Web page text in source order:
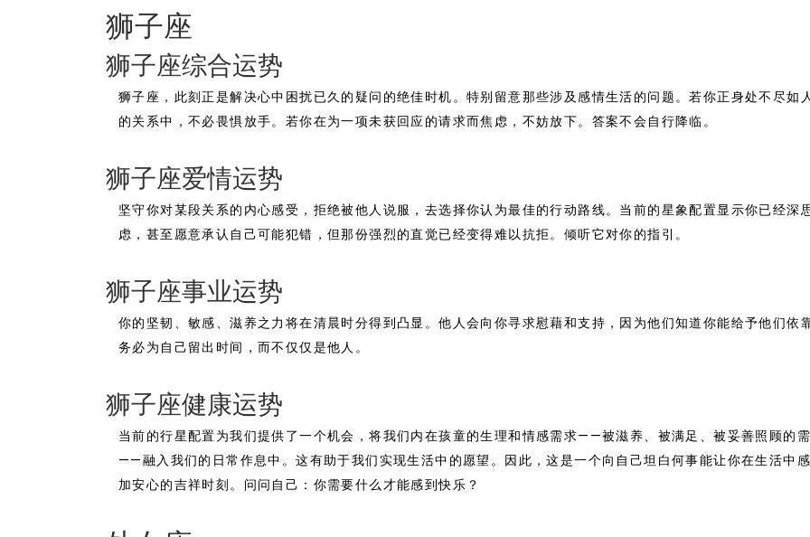
狮子座
狮子座综合运势
狮子座，此刻正是解决心中困扰已久的疑问的绝佳时机。特别留意那些涉及感情生活的问题。若你正身处不尽如
的关系中，不必畏惧放手。若你在为一项未获回应的请求而焦虑，不妨放下。答案不会自行降临。
狮子座爱情运势
坚守你对某段关系的内心感受，拒绝被他人说服，去选择你认为最佳的行动路线。当前的星象配置显示你已经深
虑，甚至愿意承认自己可能犯错，但那份强烈的直觉已经变得难以抗拒。倾听它对你的指引。
狮子座事业运势
你的坚韧、敏感、滋养之力将在清晨时分得到凸显。他人会向你寻求慰藉和支持，因为他们知道你能给予他们依靠
务必为自己留出时间，而不仅仅是他人。
狮子座健康运势
当前的行星配置为我们提供了一个机会，将我们内在孩童的生理和情感需求——被滋养、被满足、被妥善照顾的
——融入我们的日常作息中。这有助于我们实现生活中的愿望。因此，这是一个向自己坦白何事能让你在生活中
加安心的吉祥时刻。问问自己：你需要什么才能感到快乐？